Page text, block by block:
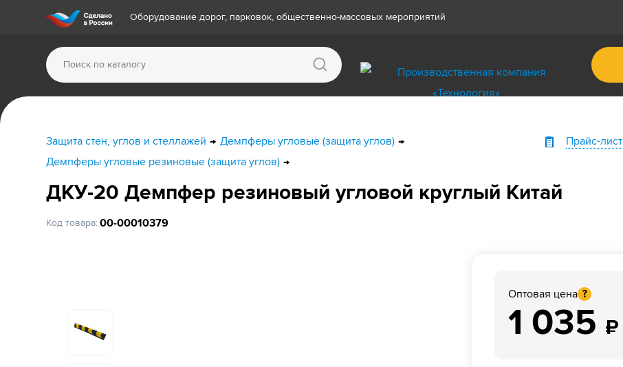
Оборудование дорог, парковок, общественно-массовых мероприятий
Защита стен, углов и стеллажей
Демпферы угловые (защита углов)
Демпферы угловые резиновые (защита углов)
Прайс-лист
ДКУ-20 Демпфер резиновый угловой круглый Китай
Код товара: 00-00010379
Оптовая цена ?
1 035 ₽